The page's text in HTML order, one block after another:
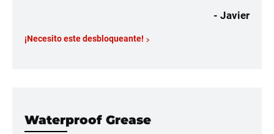
- Javier
¡Necesito este desbloqueante!
Waterproof Grease